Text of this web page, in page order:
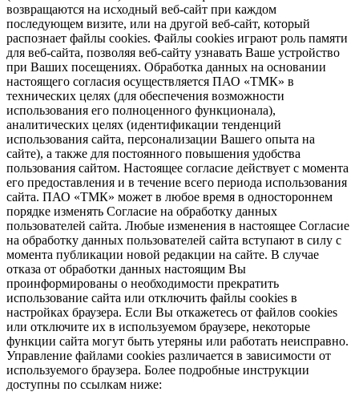
возвращаются на исходный веб-сайт при каждом
последующем визите, или на другой веб-сайт, который
распознает файлы cookies. Файлы cookies играют роль памяти
для веб-сайта, позволяя веб-сайту узнавать Ваше устройство
при Ваших посещениях. Обработка данных на основании
настоящего согласия осуществляется ПАО «ТМК» в
технических целях (для обеспечения возможности
использования его полноценного функционала),
аналитических целях (идентификации тенденций
использования сайта, персонализации Вашего опыта на
сайте), а также для постоянного повышения удобства
пользования сайтом. Настоящее согласие действует с момента
его предоставления и в течение всего периода использования
сайта. ПАО «ТМК» может в любое время в одностороннем
порядке изменять Согласие на обработку данных
пользователей сайта. Любые изменения в настоящее Согласие
на обработку данных пользователей сайта вступают в силу с
момента публикации новой редакции на сайте. В случае
отказа от обработки данных настоящим Вы
проинформированы о необходимости прекратить
использование сайта или отключить файлы cookies в
настройках браузера. Если Вы откажетесь от файлов cookies
или отключите их в используемом браузере, некоторые
функции сайта могут быть утеряны или работать неисправно.
Управление файлами cookies различается в зависимости от
используемого браузера. Более подробные инструкции
доступны по ссылкам ниже: